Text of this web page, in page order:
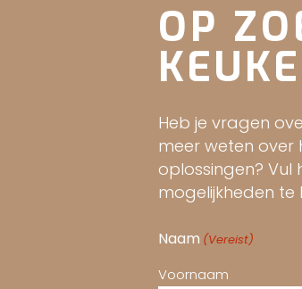
OP
Heb je vragen
meer weten over
oplossingen?
mogelijkheden te
Naam (Vereist)
Voornaam